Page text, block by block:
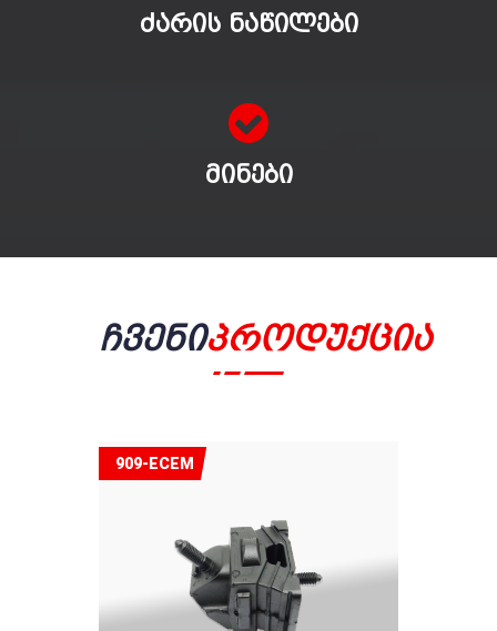
ᲫᲐᲠᲘᲡ ᲜᲐᲬᲘᲚᲔᲑᲘ
ᲛᲘᲜᲔᲑᲘ
ᲩვენიᲞროდუქცია
909-ECEM